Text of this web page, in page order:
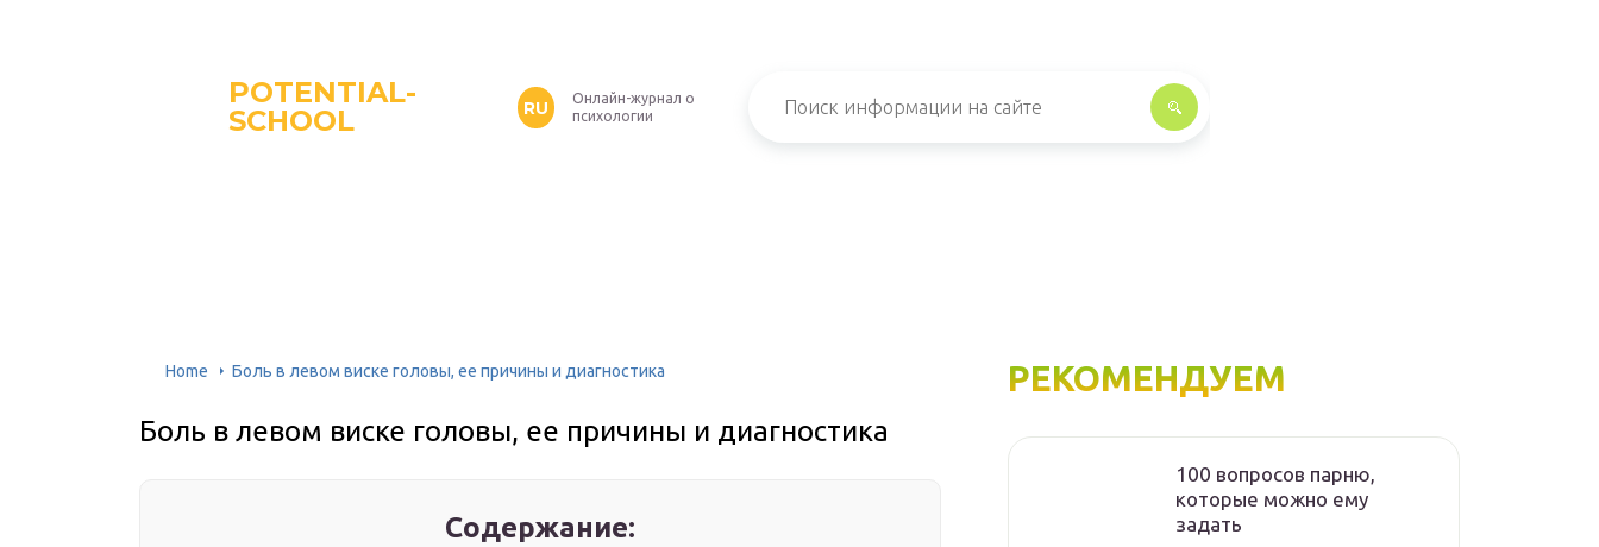
POTENTIAL-
SCHOOL
RU
Онлайн-журнал о
психологии
Home Боль в левом виске головы, ее причины и диагностика
Боль в левом виске головы, ее причины и диагностика
Содержание:
РЕКОМЕНДУЕМ
100 вопросов парню,
которые можно ему
задать